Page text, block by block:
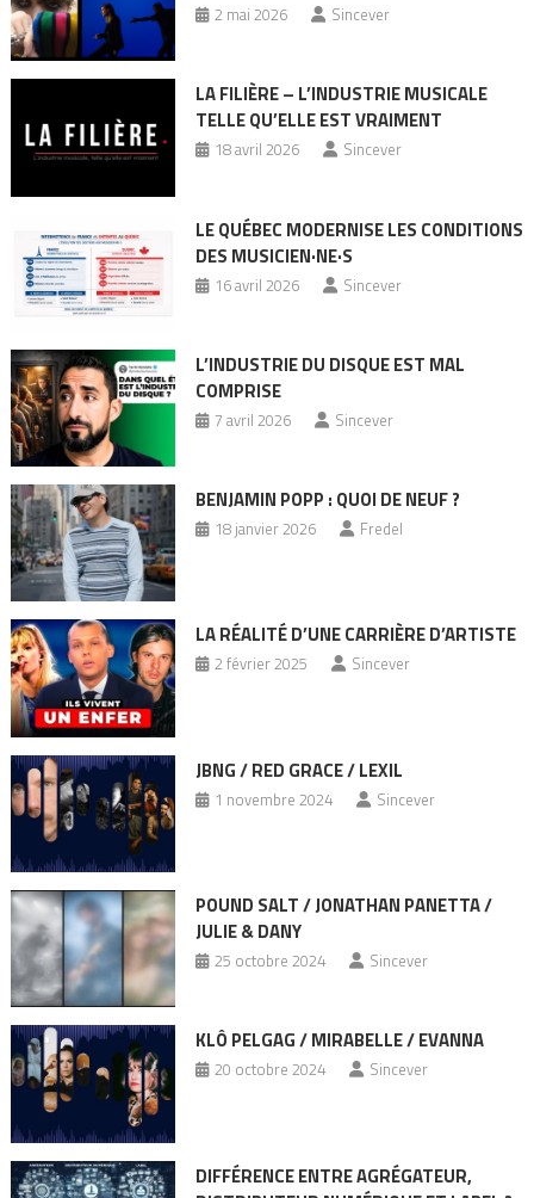
2 mai 2026 Sincever
LA FILIÈRE – L’INDUSTRIE MUSICALE
TELLE QU’ELLE EST VRAIMENT
18 avril 2026 Sincever
LE QUÉBEC MODERNISE LES CONDITIONS
DES MUSICIEN·NE·S
16 avril 2026 Sincever
L’INDUSTRIE DU DISQUE EST MAL
COMPRISE
7 avril 2026 Sincever
BENJAMIN POPP : QUOI DE NEUF ?
18 janvier 2026 Fredel
LA RÉALITÉ D’UNE CARRIÈRE D’ARTISTE
2 février 2025 Sincever
JBNG / RED GRACE / LEXIL
1 novembre 2024 Sincever
POUND SALT / JONATHAN PANETTA /
JULIE & DANY
25 octobre 2024 Sincever
KLÔ PELGAG / MIRABELLE / EVANNA
20 octobre 2024 Sincever
DIFFÉRENCE ENTRE AGRÉGATEUR,